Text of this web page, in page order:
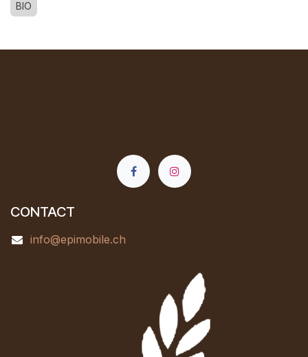
BIO
CONTACT
info@epimobile.ch